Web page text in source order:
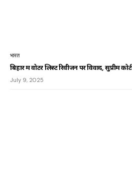
भारत
बिहार में वोटर लिस्ट रिवीजन पर विवाद, सुप्रीम
July 9, 2025